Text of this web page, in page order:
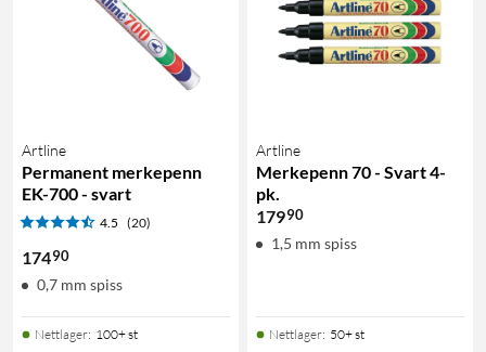
Artline
Permanent merkepenn
EK-700 - svart
4.5 (20)
17490
0,7 mm spiss
Nettlager: 100+ st
Artline
Merkepenn 70 - Svart 4-
pk.
17990
1,5 mm spiss
Nettlager: 50+ st